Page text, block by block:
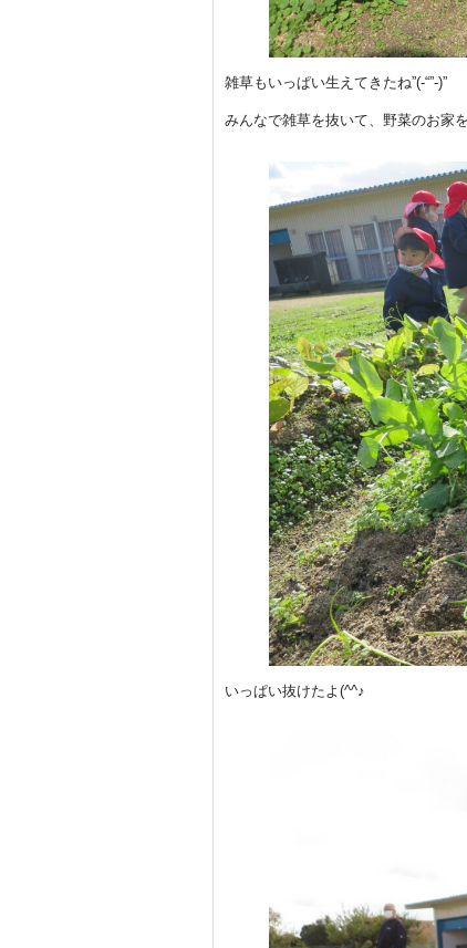
雑草もいっぱい生えてきたね”(-“”-)”
みんなで雑草を抜いて、野菜のお家
いっぱい抜けたよ(^^♪